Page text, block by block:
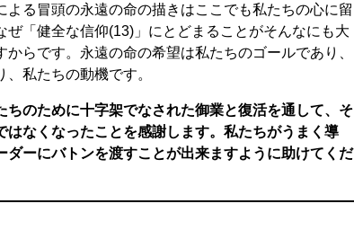
よる冒頭の永遠の命の描きはここでも私たちの心に留
ぜ「健全な信仰(13)」にとどまることがそんなにも大
らです。永遠の命の希望は私たちのゴールであり、
私たちの動機です。
ちのために十字架でなされた御業と復活を通して、そ
はなくなったことを感謝します。私たちがうまく導
ダーにバトンを渡すことが出来ますように助けてくだ